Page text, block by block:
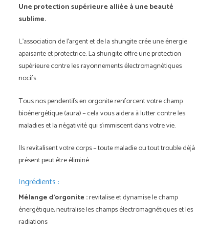
Une protection supérieure alliée à une beauté
sublime.
L'association de l'argent et de la shungite crée une énergie
apaisante et protectrice. La shungite offre une protection
supérieure contre les rayonnements électromagnétiques
nocifs.
Tous nos pendentifs en orgonite renforcent votre champ
bioénergétique (aura) – cela vous aidera à lutter contre les
maladies et la négativité qui s'immiscent dans votre vie.
Ils revitalisent votre corps – toute maladie ou tout trouble déjà
présent peut être éliminé.
Ingrédients :
Mélange d'orgonite :revitalise et dynamise le champ
énergétique, neutralise les champs électromagnétiques et les
radiations